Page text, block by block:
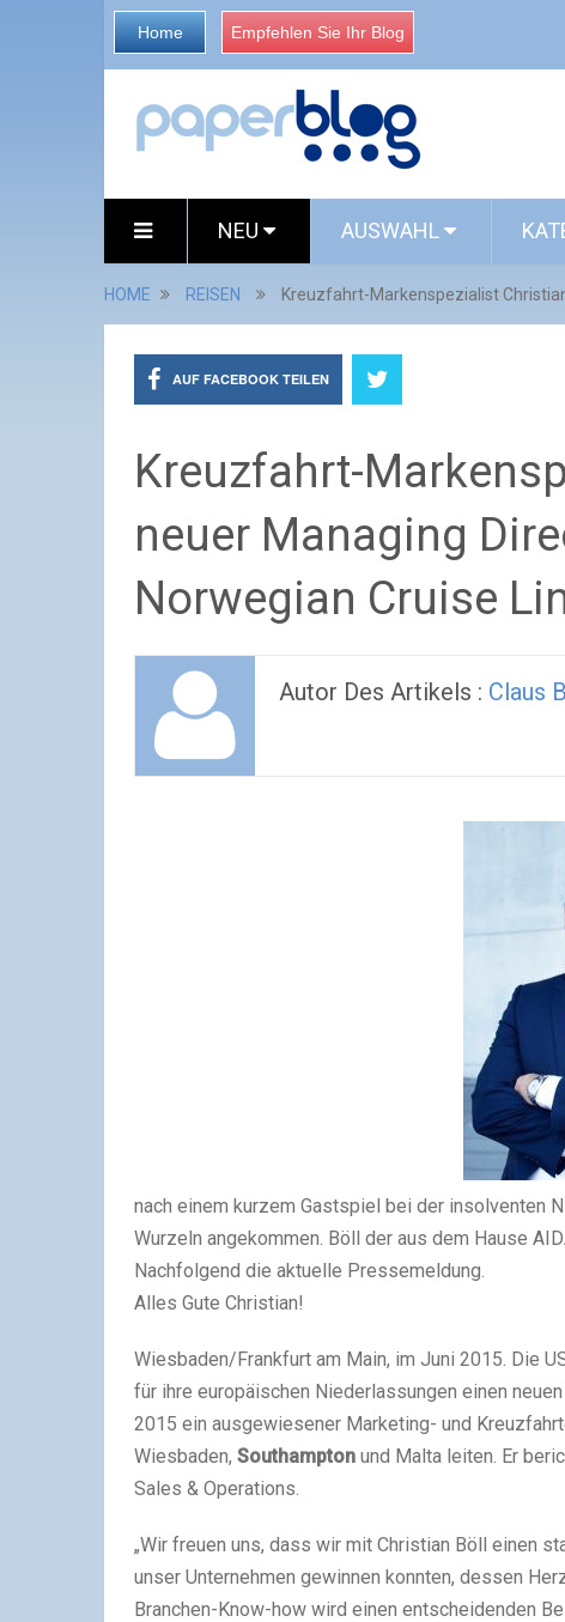
Home Empfehlen Sie Ihr Blog
NEU AUSWAHL
HOME REISEN Kreuzfahrt-Markenspezialist
AUF FACEBOOK TEILEN
Kreuzfahrt-
neuer Managing
Norwegian Cruise
Autor Des Artikels : Claus
nach einem kurzem Gastspiel bei der insolventen
Wurzeln angekommen. Böll der aus dem Hause
Nachfolgend die aktuelle Pressemeldung.
Alles Gute Christian!
Wiesbaden/Frankfurt am Main, im Juni 2015. Die
für ihre europäischen Niederlassungen einen
2015 ein ausgewiesener Marketing- und
Wiesbaden, Southampton und Malta leiten. Er
Sales & Operations.
„Wir freuen uns, dass wir mit Christian Böll einen
unser Unternehmen gewinnen konnten, dessen
Branchen-Know-how wird einen entscheidenden